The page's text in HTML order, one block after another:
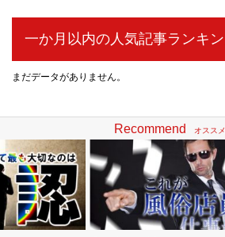
一か月以内の人気記事ランキ
まだデータがありません。
Recommend オスス